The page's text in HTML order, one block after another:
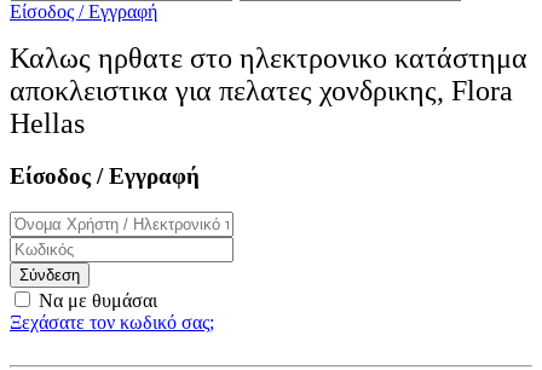
Είσοδος / Εγγραφή
Καλως ηρθατε στο ηλεκτρονικo κατάστημα
αποκλειστικα για πελατες χονδρικης, Flora
Hellas
Είσοδος / Εγγραφή
Σύνδεση
Να με θυμάσαι
Ξεχάσατε τον κωδικό σας;